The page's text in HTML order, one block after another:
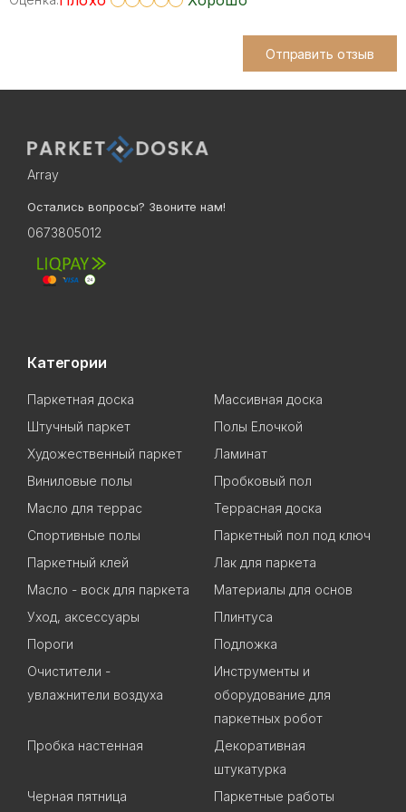
Отправить отзыв
Array
Остались вопросы? Звоните нам!
0673805012
Категории
Паркетная доска
Массивная доска
Штучный паркет
Полы Елочкой
Художественный паркет
Ламинат
Виниловые полы
Пробковый пол
Масло для террас
Террасная доска
Спортивные полы
Паркетный пол под ключ
Паркетный клей
Лак для паркета
Масло - воск для паркета
Материалы для основ
Уход, аксессуары
Плинтуса
Пороги
Подложка
Очистители -
увлажнители воздуха
Инструменты и
оборудование для
паркетных робот
Пробка настенная
Декоративная
штукатурка
Черная пятница
Паркетные работы